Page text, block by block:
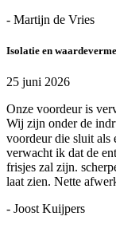
- Martijn de Vries
Isolatie en
25 juni 2026
Onze voordeur is
Wij zijn onder de
voordeur die sluit als
verwacht ik dat de
frisjes zal zijn.
laat zien. Nette
- Joost Kuijpers